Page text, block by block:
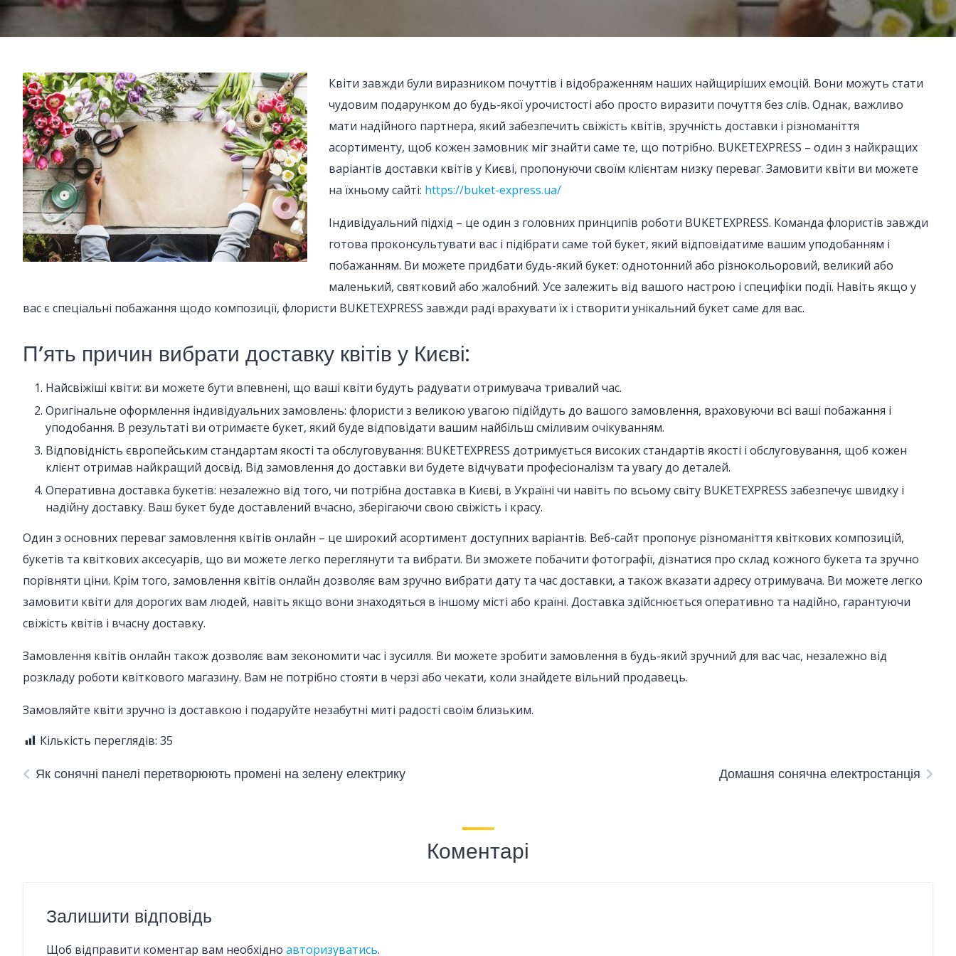
Квіти завжди були виразником почуттів і відображенням наших найщиріших емоцій. Вони можуть стати
чудовим подарунком до будь-якої урочистості або просто виразити почуття без слів. Однак, важливо
мати надійного партнера, який забезпечить свіжість квітів, зручність доставки і різноманіття
асортименту, щоб кожен замовник міг знайти саме те, що потрібно. BUKETEXPRESS – один з найкращих
варіантів доставки квітів у Києві, пропонуючи своїм клієнтам низку переваг. Замовити квіти ви можете
на їхньому сайті: https://buket-express.ua/
Індивідуальний підхід – це один з головних принципів роботи BUKETEXPRESS. Команда флористів завжди
готова проконсультувати вас і підібрати саме той букет, який відповідатиме вашим уподобанням і
побажанням. Ви можете придбати будь-який букет: однотонний або різнокольоровий, великий або
маленький, святковий або жалобний. Усе залежить від вашого настрою і специфіки події. Навіть якщо у
вас є спеціальні побажання щодо композиції, флористи BUKETEXPRESS завжди раді врахувати їх і створити унікальний букет саме для вас.
П’ять причин вибрати доставку квітів у Києві:
Найсвіжіші квіти: ви можете бути впевнені, що ваші квіти будуть радувати отримувача тривалий час.
Оригінальне оформлення індивідуальних замовлень: флористи з великою увагою підійдуть до вашого замовлення, враховуючи всі ваші побажання і
уподобання. В результаті ви отримаєте букет, який буде відповідати вашим найбільш сміливим очікуванням.
Відповідність європейським стандартам якості та обслуговування: BUKETEXPRESS дотримується високих стандартів якості і обслуговування, щоб кожен
клієнт отримав найкращий досвід. Від замовлення до доставки ви будете відчувати професіоналізм та увагу до деталей.
Оперативна доставка букетів: незалежно від того, чи потрібна доставка в Києві, в Україні чи навіть по всьому світу BUKETEXPRESS забезпечує швидку і
надійну доставку. Ваш букет буде доставлений вчасно, зберігаючи свою свіжість і красу.
Один з основних переваг замовлення квітів онлайн – це широкий асортимент доступних варіантів. Веб-сайт пропонує різноманіття квіткових композицій,
букетів та квіткових аксесуарів, що ви можете легко переглянути та вибрати. Ви зможете побачити фотографії, дізнатися про склад кожного букета та зручно
порівняти ціни. Крім того, замовлення квітів онлайн дозволяє вам зручно вибрати дату та час доставки, а також вказати адресу отримувача. Ви можете легко
замовити квіти для дорогих вам людей, навіть якщо вони знаходяться в іншому місті або країні. Доставка здійснюється оперативно та надійно, гарантуючи
свіжість квітів і вчасну доставку.
Замовлення квітів онлайн також дозволяє вам зекономити час і зусилля. Ви можете зробити замовлення в будь-який зручний для вас час, незалежно від
розкладу роботи квіткового магазину. Вам не потрібно стояти в черзі або чекати, коли знайдете вільний продавець.
Замовляйте квіти зручно із доставкою і подаруйте незабутні миті радості своїм близьким.
Кількість переглядів: 35
Як сонячні панелі перетворюють промені на зелену електрику Домашня сонячна електростанція
Коментарі
Залишити відповідь
Щоб відправити коментар вам необхідно авторизуватись.